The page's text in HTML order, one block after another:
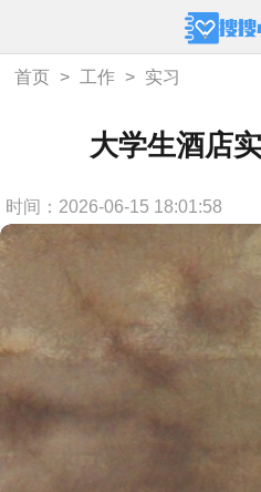
首页 > 工作 > 实习
大学生酒店
时间：2026-06-15 18:01:58